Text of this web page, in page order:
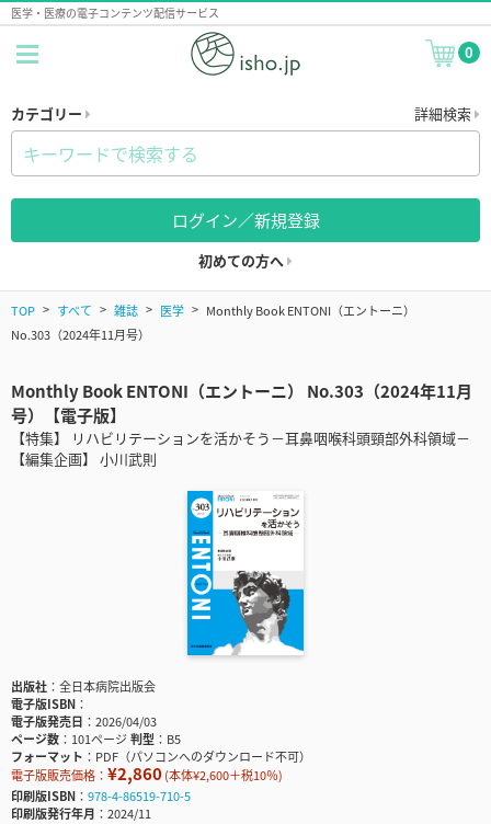
医学・医療の電子コンテンツ配信サービス
0
カテゴリー 詳細検索
ログイン／新規登録
初めての方へ
TOP すべて 雑誌 医学
Monthly Book ENTONI（エントーニ）
No.303（2024年11月号）
Monthly Book ENTONI（エントーニ） No.303（2024年11月
号）【電子版】
【特集】 リハビリテーションを活かそう－耳鼻咽喉科頭頸部外科領域－
【編集企画】 小川武則
出版社
全日本病院出版会
電子版ISBN
電子版発売日
2026/04/03
ページ数
101ページ判型
B5
フォーマット
PDF（パソコンへのダウンロード不可）
電子版販売価格： ¥2,860(本体¥2,600＋税10％)
印刷版ISBN
978-4-86519-710-5
印刷版発行年月
2024/11